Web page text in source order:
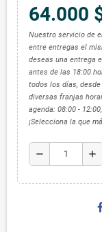
64.000
Nuestro servicio de
entre entregas el
deseas una entrega
antes de las 18:00
todos los días,
diversas franjas
agenda: 08:00 -
¡Selecciona la que
remove add